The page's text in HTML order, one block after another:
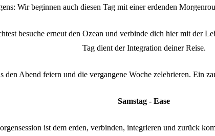
Wir beginnen auch diesen Tag mit einer erdenden
besuche erneut den Ozean und verbinde dich hier mit der
Tag dient der Integration deiner Reise.
den Abend feiern und die vergangene Woche zelebrieren. Ein
Samstag - Ease
ist dem erden, verbinden, integrieren und zurück